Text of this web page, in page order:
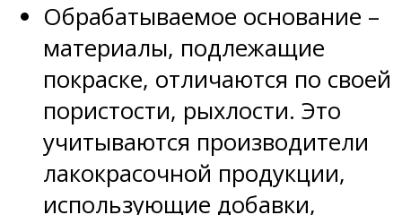
Обрабатываемое основание –
материалы, подлежащие
покраске, отличаются по своей
пористости, рыхлости. Это
учитываются производители
лакокрасочной продукции,
использующие добавки,